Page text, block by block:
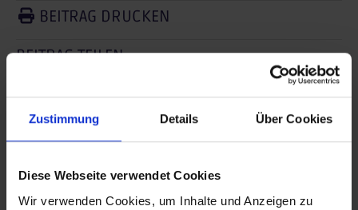
Zustimmung Details Über Cookies
Diese Webseite verwendet Cookies
Wir verwenden Cookies, um Inhalte und Anzeigen zu
BEITRAG DRUCKEN
BEITRAG TEILEN
teilen